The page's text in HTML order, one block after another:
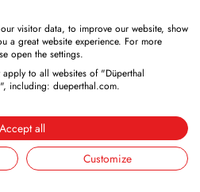
Entsorgung
Medien
visitor data, to improve our website, show
a great website experience. For more
open the settings.
to all websites of "Düperthal
including: dueperthal.com.
Accept all
Customize